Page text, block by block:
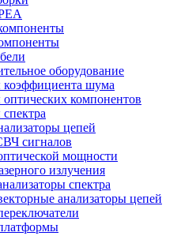
оборудование
коэффициента шума
компонентов
цепей
сигналов
мощности
излучения
спектра
анализаторы цепей